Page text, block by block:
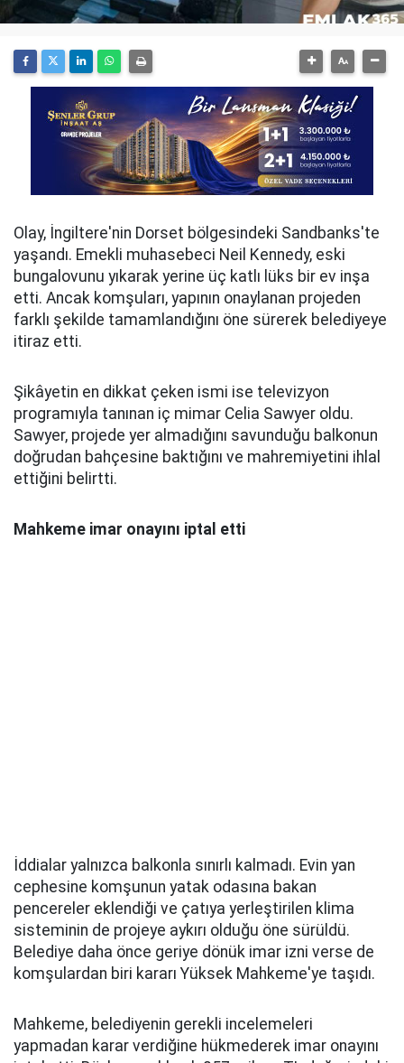
Olay, İngiltere'nin Dorset bölgesindeki Sandbanks'te
yaşandı. Emekli muhasebeci Neil Kennedy, eski
bungalovunu yıkarak yerine üç katlı lüks bir ev inşa
etti. Ancak komşuları, yapının onaylanan projeden
farklı şekilde tamamlandığını öne sürerek belediyeye
itiraz etti.
Şikâyetin en dikkat çeken ismi ise televizyon
programıyla tanınan iç mimar Celia Sawyer oldu.
Sawyer, projede yer almadığını savunduğu balkonun
doğrudan bahçesine baktığını ve mahremiyetini ihlal
ettiğini belirtti.
Mahkeme imar onayını iptal etti
İddialar yalnızca balkonla sınırlı kalmadı. Evin yan
cephesine komşunun yatak odasına bakan
pencereler eklendiği ve çatıya yerleştirilen klima
sisteminin de projeye aykırı olduğu öne sürüldü.
Belediye daha önce geriye dönük imar izni verse de
komşulardan biri kararı Yüksek Mahkeme'ye taşıdı.
Mahkeme, belediyenin gerekli incelemeleri
yapmadan karar verdiğine hükmederek imar onayını